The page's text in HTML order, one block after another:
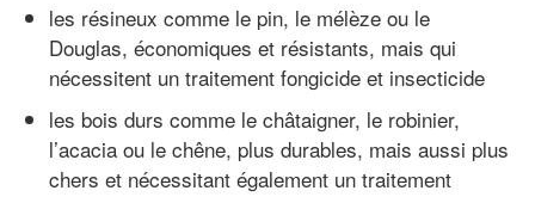
les résineux comme le pin, le mélèze ou le
Douglas, économiques et résistants, mais qui
nécessitent un traitement fongicide et insecticide
les bois durs comme le châtaigner, le robinier,
l’acacia ou le chêne, plus durables, mais aussi plus
chers et nécessitant également un traitement